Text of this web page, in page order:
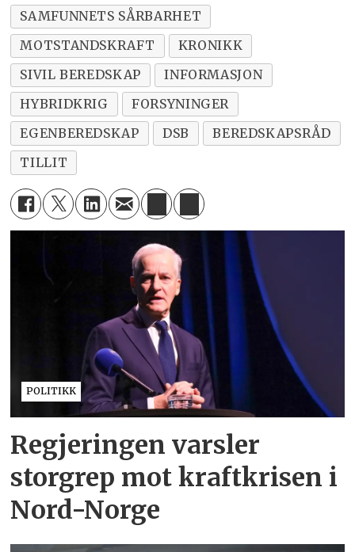
SAMFUNNETS SÅRBARHET
MOTSTANDSKRAFT
KRONIKK
SIVIL BEREDSKAP
INFORMASJON
HYBRIDKRIG
FORSYNINGER
EGENBEREDSKAP
DSB
BEREDSKAPSRÅD
TILLIT
POLITIKK
Regjeringen varsler
storgrep mot kraftkrisen i
Nord-Norge